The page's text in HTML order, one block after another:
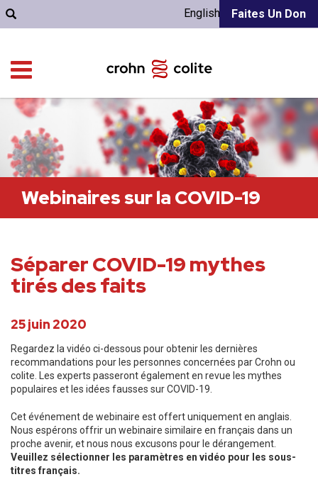
Faites Un Don
English
Webinaires sur la COVID-19
Séparer COVID-19 mythes
tirés des faits
25 juin 2020
Regardez la vidéo ci-dessous pour obtenir les dernières
recommandations pour les personnes concernées par Crohn ou
colite. Les experts passeront également en revue les mythes
populaires et les idées fausses sur COVID-19.
Cet événement de webinaire est offert uniquement en anglais.
Nous espérons offrir un webinaire similaire en français dans un
proche avenir, et nous nous excusons pour le dérangement.
Veuillez sélectionner les paramètres en vidéo pour les sous-
titres français.